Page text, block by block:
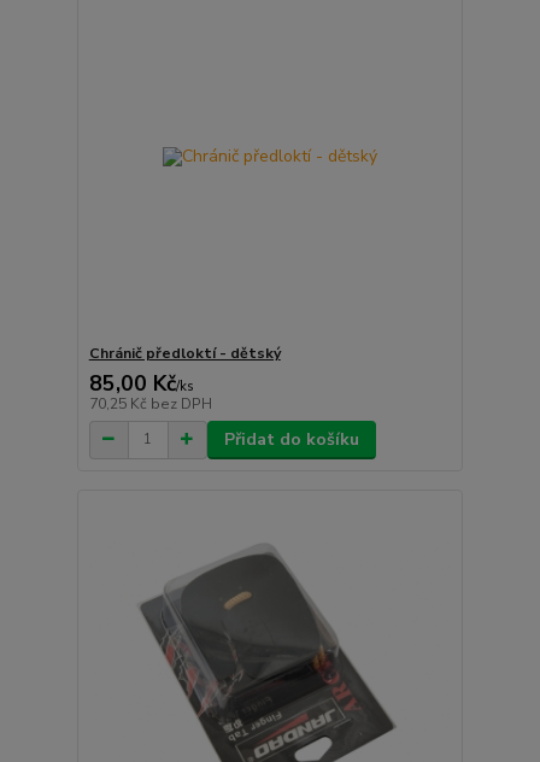
Chránič předloktí - dětský
85,00 Kč/ks
70,25 Kč bez DPH
Přidat do košíku